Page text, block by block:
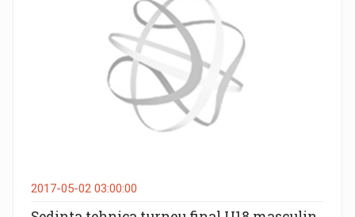
2017-05-02 03:00:00